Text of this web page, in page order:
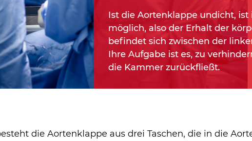
Ist die Aortenklappe undicht,
möglich, also der Erhalt der
befindet sich zwischen der
Ihre Aufgabe ist es, zu
die Kammer zurückfließt.
die Aortenklappe aus drei Taschen, die in die